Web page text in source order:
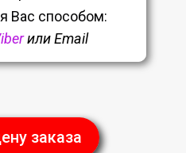
Вас способом:
или Email
заказа